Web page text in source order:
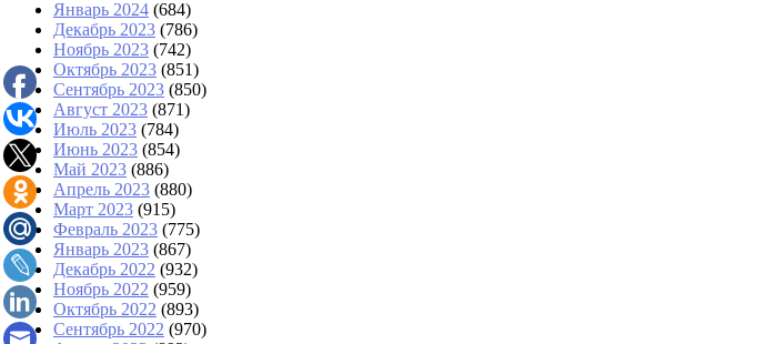
Январь 2024 (684)
Декабрь 2023 (786)
Ноябрь 2023 (742)
Октябрь 2023 (851)
Сентябрь 2023 (850)
Август 2023 (871)
Июль 2023 (784)
Июнь 2023 (854)
Май 2023 (886)
Апрель 2023 (880)
Март 2023 (915)
Февраль 2023 (775)
Январь 2023 (867)
Декабрь 2022 (932)
Ноябрь 2022 (959)
Октябрь 2022 (893)
Сентябрь 2022 (970)